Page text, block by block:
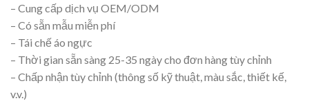
– Cung cấp dịch vụ OEM/ODM
– Có sẵn mẫu miễn phí
– Tái chế áo ngực
– Thời gian sẵn sàng 25-35 ngày cho đơn hàng tùy chỉnh
– Chấp nhận tùy chỉnh (thông số kỹ thuật, màu sắc, thiết kế,
v.v.)